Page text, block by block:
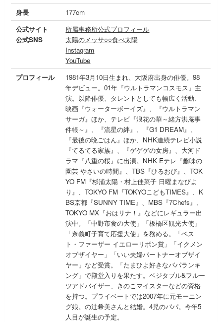
身長
177cm
公式サイト
公式SNS
所属事務所公式プロフィール
太陽のメッサ○○食べ太陽
Instagram
YouTube
プロフィール
1981年3月10日生まれ、大阪府出身の俳優。98
年デビュー。01年『ウルトラマンコスモス』主
演。以降俳優、タレントとしても幅広く活動、
映画『ウォーターボーイズ』、『ウルトラマン
サーガ』ほか、テレビ『浪花の華～緒方洪庵事
件帳～』、『流星の絆』、『G1 DREAM』、
『最後の晩ごはん』ほか、NHK連続テレビ小説
『てるてる家族』、『ゲゲゲの女房』、大河ド
ラマ『八重の桜』に出演。NHK Eテレ『趣味の
園芸 やさいの時間』、TBS『ひるおび』、TOK
YO FM『杉浦太陽・村上佳菜子 日曜まなびよ
り』、TOKYO FM『TOKYOこどもTIMES』、K
BS京都『SUNNY TIME』、MBS『7Chefs』、
TOKYO MX『おはリナ！』などにレギュラー出
演中。「中野市食の大使」「板橋区観光大使」
「奈義町子育て応援大使」を務める。「ベス
ト・ファーザー イエローリボン賞」「イクメン
オブザイヤー」「いい夫婦パートナーオブザイ
ヤー」など受賞。「たまひよ好きなパパランキ
ング」で殿堂入りを果たす。ベジタブル&フルー
ツアドバイザー、きのこマイスターなどの資格
を持つ。プライベートでは2007年に元モーニン
グ娘。の辻󠄀希美さんと結婚。4児のパパ。今年5
人目が誕生の予定。